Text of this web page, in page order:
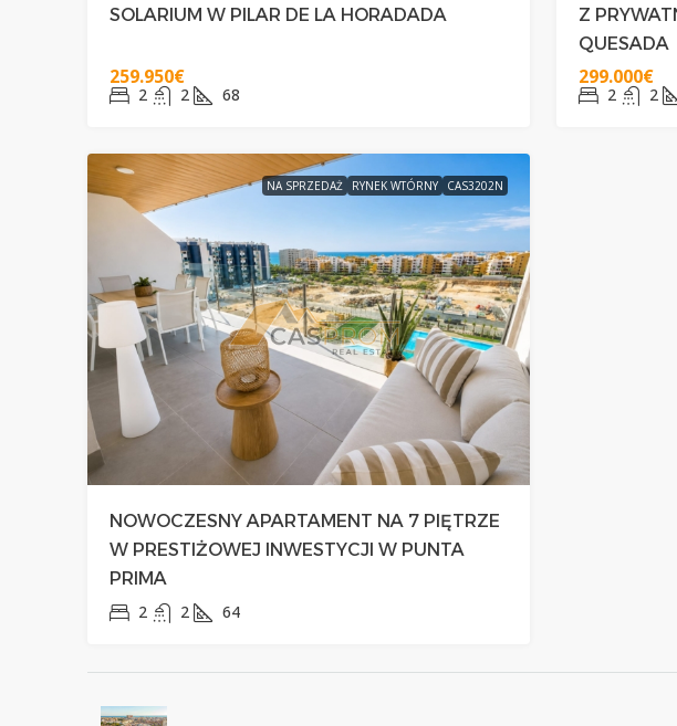
SOLARIUM W PILAR DE LA HORADADA
259.950€
2 2 68
Z
QUESADA
299.000€
2 2
NA SPRZEDAŻ RYNEK WTÓRNY CAS3202N
NOWOCZESNY APARTAMENT NA 7 PIĘTRZE
W PRESTIŻOWEJ INWESTYCJI W PUNTA
PRIMA
2
2 64